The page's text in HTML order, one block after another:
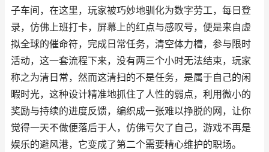
子车间，在这里，玩家被巧妙地驯化为数字劳工，每日登
录，仿佛上班打卡，屏幕上的红点与感叹号，便是来自虚
拟全球的催命符，完成日常任务，清空体力槽，参与限时
活动，这一套流程下来，没有两三个小时无法结束，玩家
称之为清日常，然而这清扫的不是任务，是属于自己的闲
暇时光，这种设计精准地抓住了人性的弱点，利用微小的
奖励与持续的进度反馈，编织成一张难以挣脱的网，让你
觉得一天不做便落后于人，仿佛亏欠了自己，游戏不再是
娱乐的避风港，它变成了第二个需要精心维护的职场。